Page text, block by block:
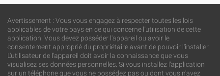
Avertissement : Vous vous engagez à respecter toutes les lois
applicables de votre pays en ce qui concerne l'utilisation de cette
application. Vous devez posséder l'appareil ou avoir le
consentement approprié du propriétaire avant de pouvoir l'installer.
L'utilisateur de l'appareil doit avoir la connaissance que vous
visualisez ses données personnelles. Si vous installez l'application
sur un téléphone que vous ne possédez pas ou dont vous n'avez